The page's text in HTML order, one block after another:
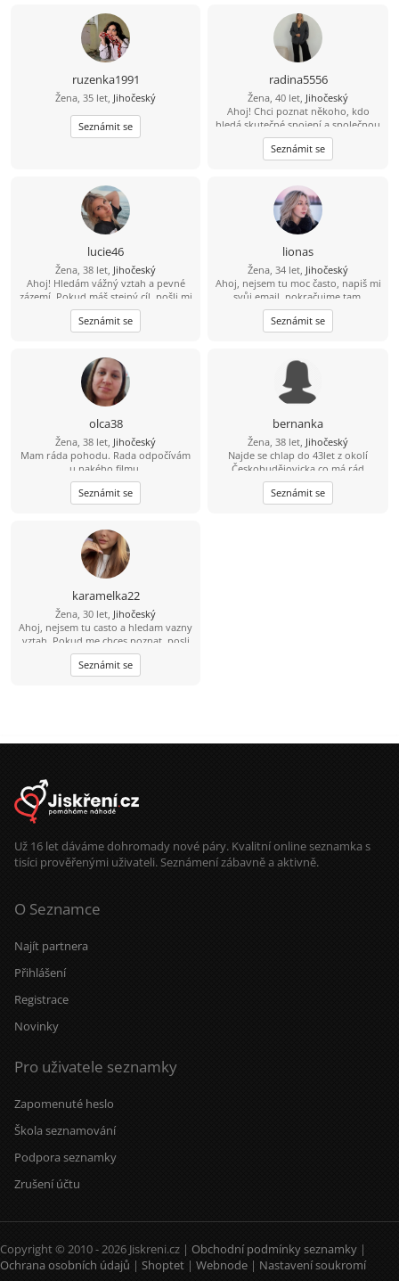
ruzenka1991
Žena, 35 let, Jihočeský
Seznámit se
radina5556
Žena, 40 let, Jihočeský
Ahoj! Chci poznat někoho, kdo
hledá skutečné spojení a společnou
budoucnost. Pokud chceš, pošli mi
svůj "е-mаil" – je to jednoduché a
bez poplatků. Čekám na tvou
Seznámit se
lucie46
Žena, 38 let, Jihočeský
Ahoj! Hledám vážný vztah a pevné
zázemí. Pokud máš stejný cíl, pošli mi
svůj е-mаil. Je to jednoduché a
zdarma. Rád tě poznám!
Seznámit se
lionas
Žena, 34 let, Jihočeský
Ahoj, nejsem tu moc často, napiš mi
svůj email. pokračujme tam.
Seznámit se
olca38
Žena, 38 let, Jihočeský
Mam ráda pohodu. Rada odpočívám
u nakého filmu.
Seznámit se
bernanka
Žena, 38 let, Jihočeský
Najde se chlap do 43let z okolí
Českobudějovicka co má rád
baculatější holky???
Seznámit se
karamelka22
Žena, 30 let, Jihočeský
Ahoj, nejsem tu casto a hledam vazny
vztah. Pokud me chces poznat, posli
mi svuj email. Napisu ti tam.
Seznámit se
Už 16 let dáváme dohromady nové páry. Kvalitní online seznamka s
tisíci prověřenými uživateli. Seznámení zábavně a aktivně.
O Seznamce
Najít partnera
Přihlášení
Registrace
Novinky
Pro uživatele seznamky
Zapomenuté heslo
Škola seznamování
Podpora seznamky
Zrušení účtu
Copyright © 2010 - 2026 Jiskreni.cz | Obchodní podmínky seznamky |
Ochrana osobních údajů | Shoptet | Webnode | Nastavení soukromí